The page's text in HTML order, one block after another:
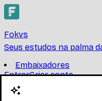
Fokvs
Seus estudos na palma
Embaixadores
EntrarCriar conta
Criar conta
Modelagem